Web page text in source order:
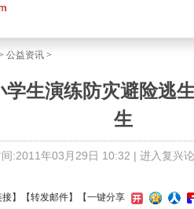
公益资讯 >
生演练防灾避险逃
生
间:2011年03月29日 10:32 | 进入复兴
接】【转发邮件】 【一键分享